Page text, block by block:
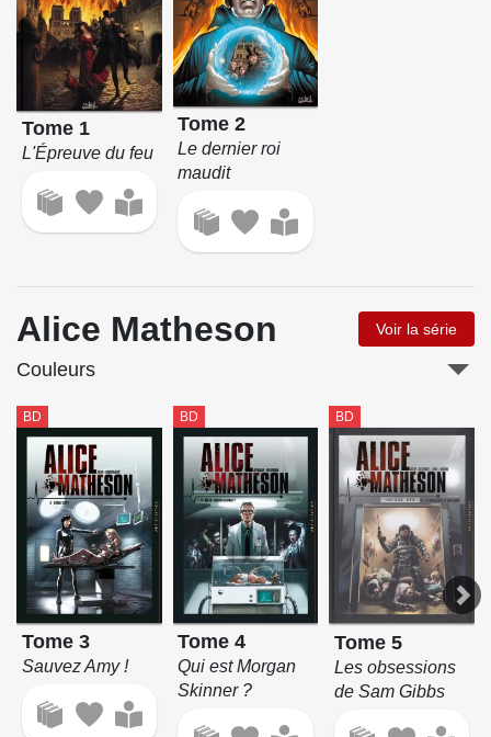
Tome 1
L'Épreuve du feu
Tome 2
Le dernier roi
maudit
Alice Matheson Voir la série
Couleurs
BD
Tome 3
Sauvez Amy !
BD
Tome 4
Qui est Morgan
Skinner ?
BD
Tome 5
Les obsessions
de Sam Gibbs